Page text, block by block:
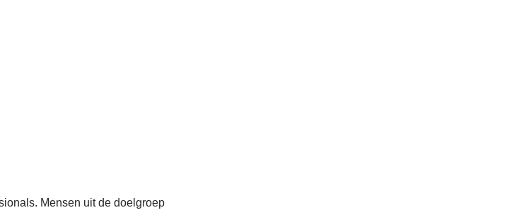
Mensen uit de doelgroep